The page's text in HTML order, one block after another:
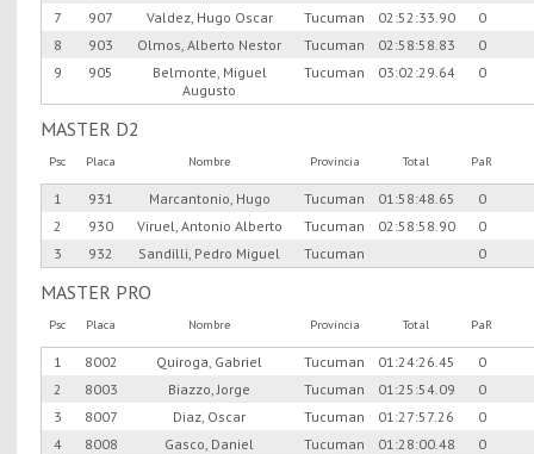
7
907 Valdez, Hugo Oscar Tucuman 02:52:33.90
0
8
903 Olmos, Alberto Nestor Tucuman 02:58:58.83
0
9
905
Belmonte, Miguel
Augusto
Tucuman 03:02:29.64 0
MASTER D2
Psc Placa Nombre Provincia Total PaR
1 931 Marcantonio, Hugo Tucuman 01:58:48.65
0
2
930 Viruel, Antonio Alberto Tucuman 02:58:58.90
0
3
932 Sandilli, Pedro Miguel Tucuman 0
MASTER PRO
Psc Placa Nombre Provincia Total PaR
1 8002 Quiroga, Gabriel Tucuman 01:24:26.45
0
2
8003 Biazzo, Jorge Tucuman 01:25:54.09
0
3
8007 Diaz, Oscar Tucuman 01:27:57.26
0
4
8008 Gasco, Daniel Tucuman 01:28:00.48
0